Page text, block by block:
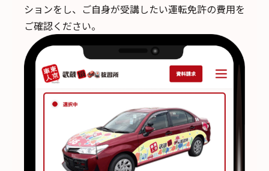
ションをし、ご自身が受講したい運転免許の費用を
ご確認ください。